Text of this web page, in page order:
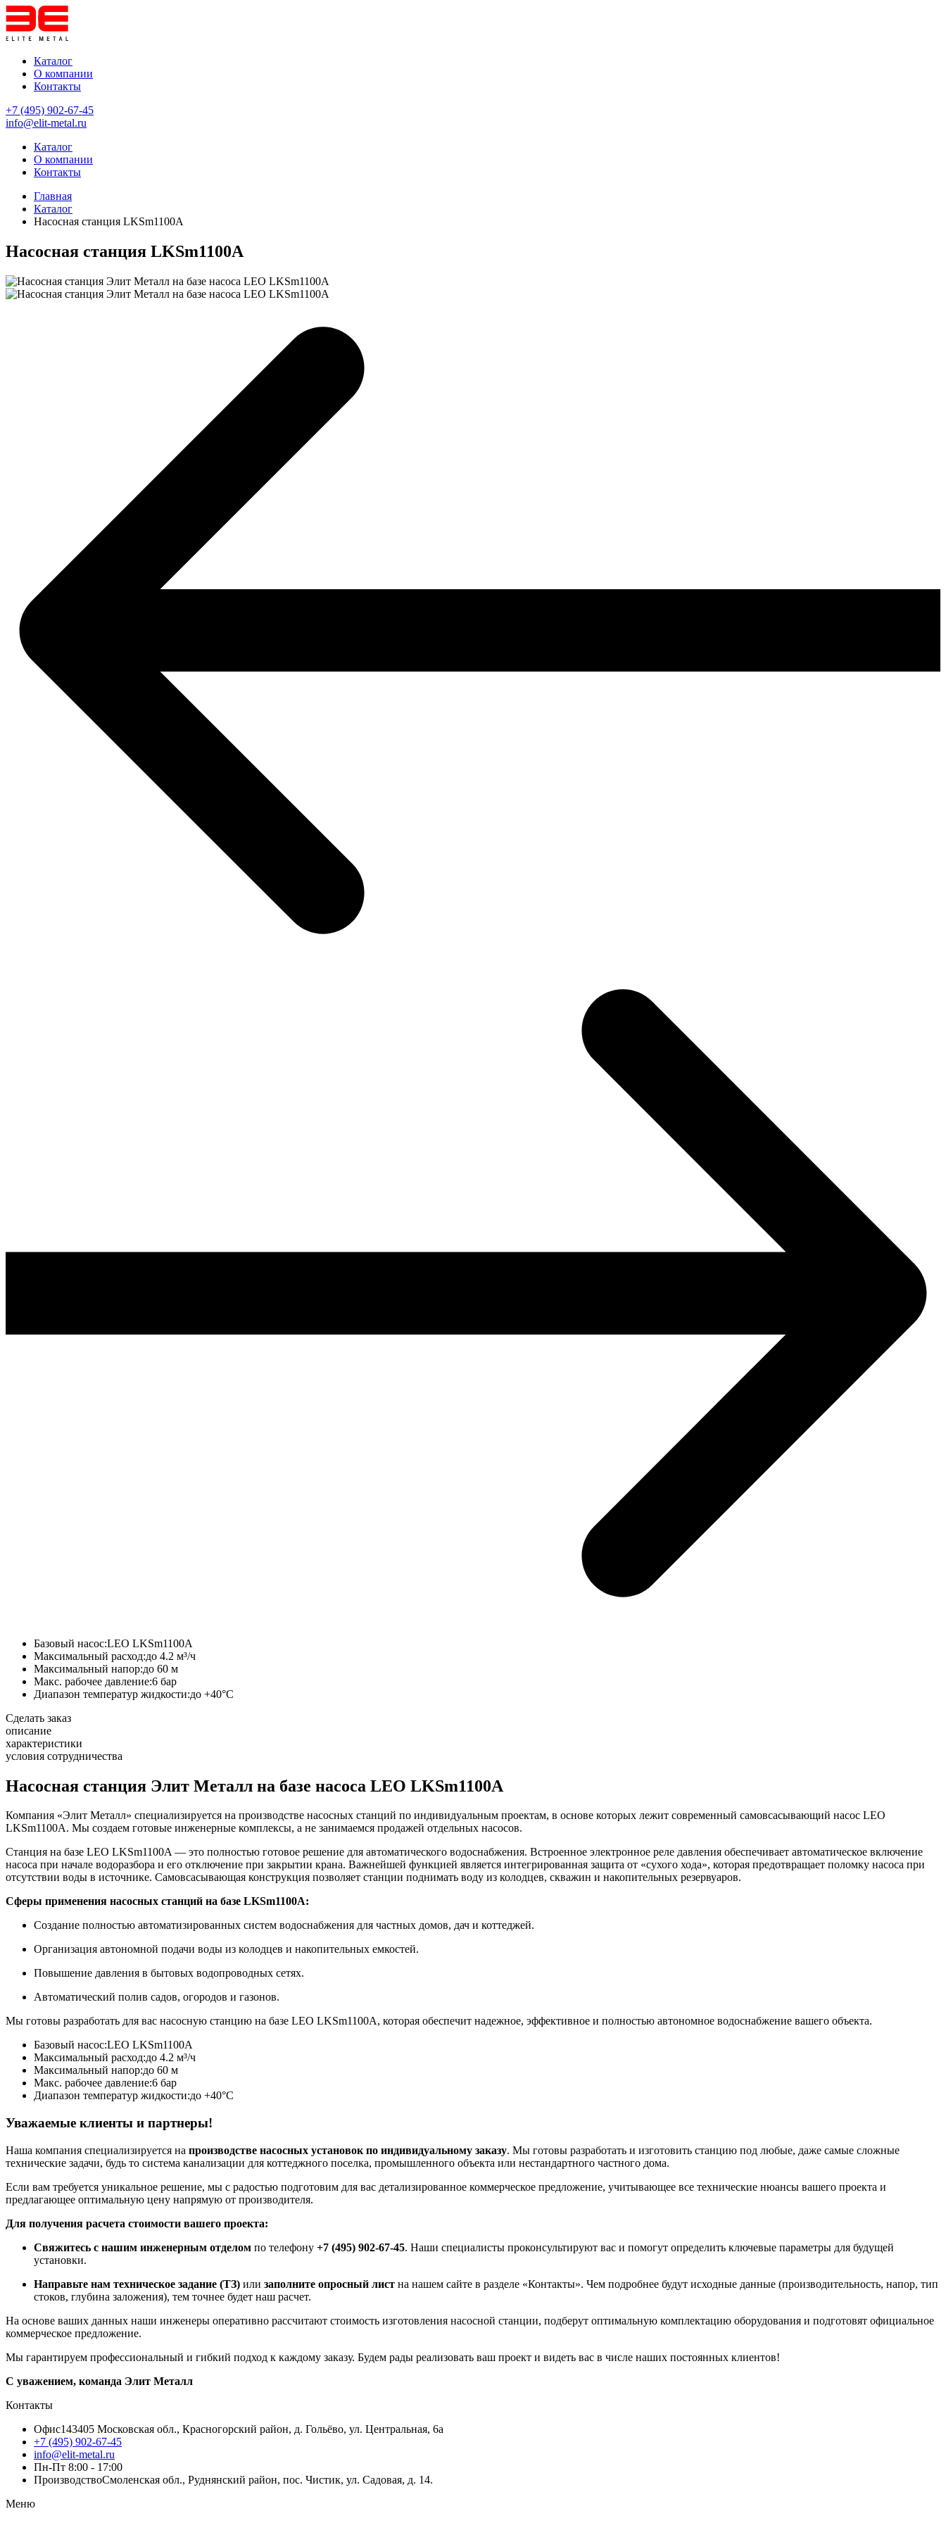
Каталог
О компании
Контакты
+7 (495) 902-67-45
info@elit-metal.ru
Каталог
О компании
Контакты
Главная
Каталог
Насосная станция LKSm1100A
Насосная станция LKSm1100A
Базовый насос:LEO LKSm1100A
Максимальный расход:до 4.2 м³/ч
Максимальный напор:до 60 м
Макс. рабочее давление:6 бар
Диапазон температур жидкости:до +40°C
Сделать заказ
описание
характеристики
условия сотрудничества
Насосная станция Элит Металл на базе насоса LEO LKSm1100A
Компания «Элит Металл» специализируется на производстве насосных станций по индивидуальным проектам, в основе которых лежит современный самовсасывающий насос LEO
LKSm1100A. Мы создаем готовые инженерные комплексы, а не занимаемся продажей отдельных насосов.
Станция на базе LEO LKSm1100A — это полностью готовое решение для автоматического водоснабжения. Встроенное электронное реле давления обеспечивает автоматическое включение
насоса при начале водоразбора и его отключение при закрытии крана. Важнейшей функцией является интегрированная защита от «сухого хода», которая предотвращает поломку насоса при
отсутствии воды в источнике. Самовсасывающая конструкция позволяет станции поднимать воду из колодцев, скважин и накопительных резервуаров.
Сферы применения насосных станций на базе LKSm1100A:
Создание полностью автоматизированных систем водоснабжения для частных домов, дач и коттеджей.
Организация автономной подачи воды из колодцев и накопительных емкостей.
Повышение давления в бытовых водопроводных сетях.
Автоматический полив садов, огородов и газонов.
Мы готовы разработать для вас насосную станцию на базе LEO LKSm1100A, которая обеспечит надежное, эффективное и полностью автономное водоснабжение вашего объекта.
Базовый насос:LEO LKSm1100A
Максимальный расход:до 4.2 м³/ч
Максимальный напор:до 60 м
Макс. рабочее давление:6 бар
Диапазон температур жидкости:до +40°C
Уважаемые клиенты и партнеры!
Наша компания специализируется на производстве насосных установок по индивидуальному заказу. Мы готовы разработать и изготовить станцию под любые, даже самые сложные
технические задачи, будь то система канализации для коттеджного поселка, промышленного объекта или нестандартного частного дома.
Если вам требуется уникальное решение, мы с радостью подготовим для вас детализированное коммерческое предложение, учитывающее все технические нюансы вашего проекта и
предлагающее оптимальную цену напрямую от производителя.
Для получения расчета стоимости вашего проекта:
Свяжитесь с нашим инженерным отделом по телефону +7 (495) 902-67-45. Наши специалисты проконсультируют вас и помогут определить ключевые параметры для будущей
установки.
Направьте нам техническое задание (ТЗ) или заполните опросный лист на нашем сайте в разделе «Контакты». Чем подробнее будут исходные данные (производительность, напор, тип
стоков, глубина заложения), тем точнее будет наш расчет.
На основе ваших данных наши инженеры оперативно рассчитают стоимость изготовления насосной станции, подберут оптимальную комплектацию оборудования и подготовят официальное
коммерческое предложение.
Мы гарантируем профессиональный и гибкий подход к каждому заказу. Будем рады реализовать ваш проект и видеть вас в числе наших постоянных клиентов!
С уважением, команда Элит Металл
Контакты
Офис143405 Московская обл., Красногорский район, д. Гольёво, ул. Центральная, 6a
+7 (495) 902-67-45
info@elit-metal.ru
Пн-Пт 8:00 - 17:00
ПроизводствоСмоленская обл., Руднянский район, пос. Чистик, ул. Садовая, д. 14.
Меню